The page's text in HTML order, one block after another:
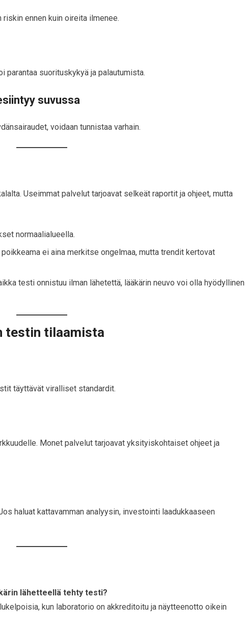
ennen kuin oireita ilmenee.
parantaa suorituskykyä ja palautumista.
suvussa
voidaan tunnistaa varhain.
Useimmat palvelut tarjoavat selkeät raportit ja ohjeet, mutta
normaalialueella.
ei aina merkitse ongelmaa, mutta trendit kertovat
testi onnistuu ilman lähetettä, lääkärin neuvo voi olla hyödyllinen
testin tilaamista
täyttävät viralliset standardit.
Monet palvelut tarjoavat yksityiskohtaiset ohjeet ja
haluat kattavamman analyysin, investointi laadukkaaseen
lähetteellä tehty testi?
kun laboratorio on akkreditoitu ja näytteenotto oikein